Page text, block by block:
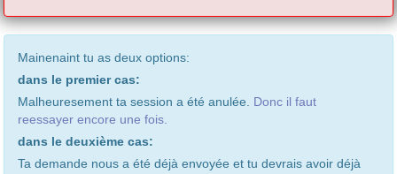
Mainenaint tu as deux options:
dans le premier cas:
Malheuresement ta session a été anulée. Donc il faut
reessayer encore une fois.
dans le deuxième cas:
Ta demande nous a été déjà envoyée et tu devrais avoir déjà